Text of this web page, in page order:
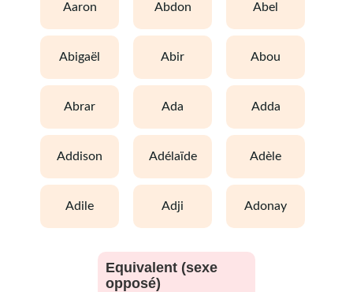
aaron abdon abel
abigaël abir abou
abrar ada adda
addison adélaïde adèle
adile adji adonay
Equivalent (sexe
opposé)